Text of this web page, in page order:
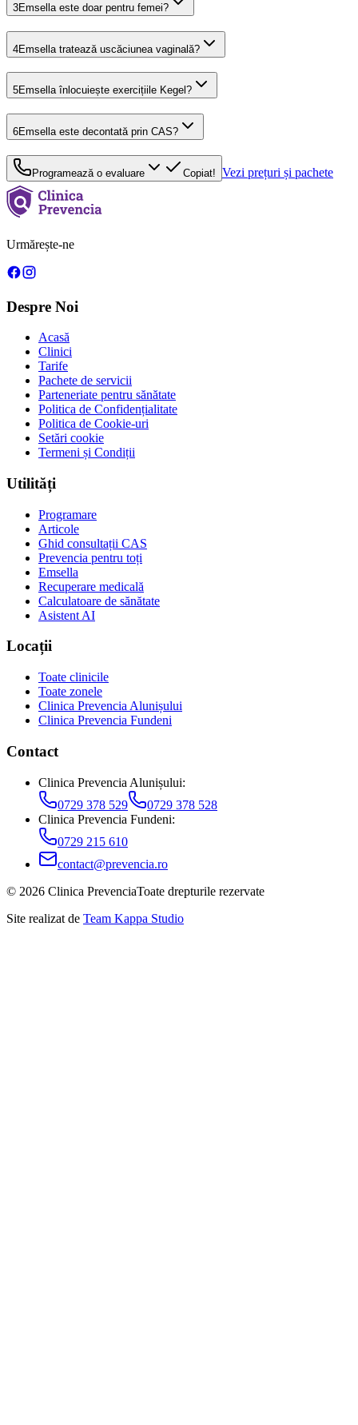
3Emsella este doar pentru femei?
4Emsella tratează uscăciunea vaginală?
5Emsella înlocuiește exercițiile Kegel?
6Emsella este decontată prin CAS?
Programează o evaluare Copiat! Vezi prețuri și pachete
Urmărește-ne
Despre Noi
Acasă
Clinici
Tarife
Pachete de servicii
Parteneriate pentru sănătate
Politica de Confidențialitate
Politica de Cookie-uri
Setări cookie
Termeni și Condiții
Utilități
Programare
Articole
Ghid consultații CAS
Prevencia pentru toți
Emsella
Recuperare medicală
Calculatoare de sănătate
Asistent AI
Locații
Toate clinicile
Toate zonele
Clinica Prevencia Alunișului
Clinica Prevencia Fundeni
Contact
Clinica Prevencia Alunișului:
0729 378 529
0729 378 528
Clinica Prevencia Fundeni:
0729 215 610
contact@prevencia.ro
© 2026 Clinica PrevenciaToate drepturile rezervate
Site realizat de Team Kappa Studio